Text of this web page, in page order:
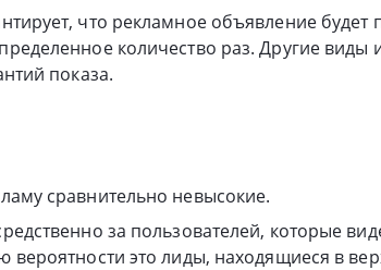
что рекламное объявление
количество раз. Другие
показа.
сравнительно невысокие.
за пользователей, которые
вероятности это лиды, находящиеся в